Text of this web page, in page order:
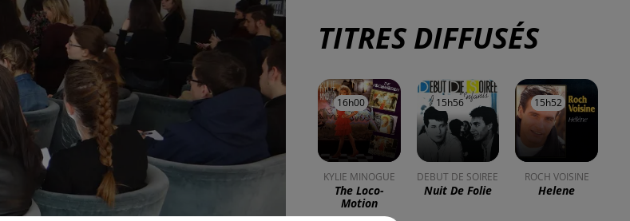
TITRES DIFFUSÉS
16h00
16h00
KYLIE MINOGUE
The Loco-
Motion
15h56
15h56
DEBUT DE SOIREE
Nuit De Folie
15h52
15h52
ROCH VOISINE
Helene